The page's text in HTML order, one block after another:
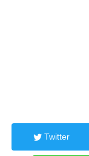
Twitter